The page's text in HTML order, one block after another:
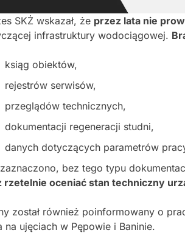
SKŻ wskazał, że przez lata nie
infrastruktury wodociągowej.
ksiąg obiektów,
rejestrów serwisów,
przeglądów technicznych,
dokumentacji regeneracji studni,
danych dotyczących parametrów
bez tego typu
rzetelnie oceniać stan techniczny
został również poinformowany o
na ujęciach w Pępowie i Baninie.